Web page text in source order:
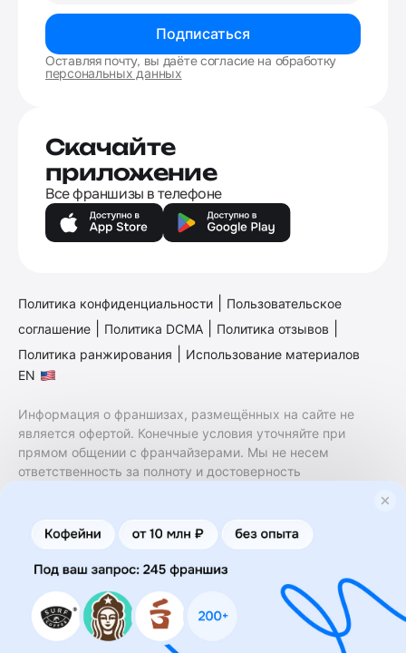
Подписаться
Оставляя почту, вы даёте согласие на обработку
персональных данных
Скачайте
приложение
Все франшизы в телефоне
Политика конфиденциальности
Пользовательское
соглашение
Политика DCMA Политика отзывов
Политика ранжирования
Использование материалов
EN
Информация о франшизах, размещённых на сайте не
является офертой. Конечные условия уточняйте при
прямом общении с франчайзерами. Мы не несем
ответственность за полноту и достоверность
финансовые услуги. Заключение договоров
коммерческой концессии (франчайзинга) осуществляется
правообладателями/их представителями. Бизнесменс.ру
не является посредником или представителем
правообладателя и не несет ответственность за условия
предоставления франшизы и действия лиц,
осуществленные на основании информации, имеющейся